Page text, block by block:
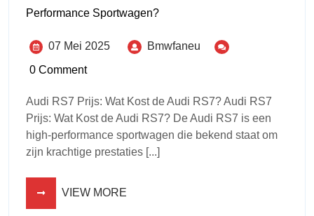
Performance Sportwagen?
07 Mei 2025
Bmwfaneu
0 Comment
Audi RS7 Prijs: Wat Kost de Audi RS7? Audi RS7
Prijs: Wat Kost de Audi RS7? De Audi RS7 is een
high-performance sportwagen die bekend staat om
zijn krachtige prestaties [...]
VIEW MORE